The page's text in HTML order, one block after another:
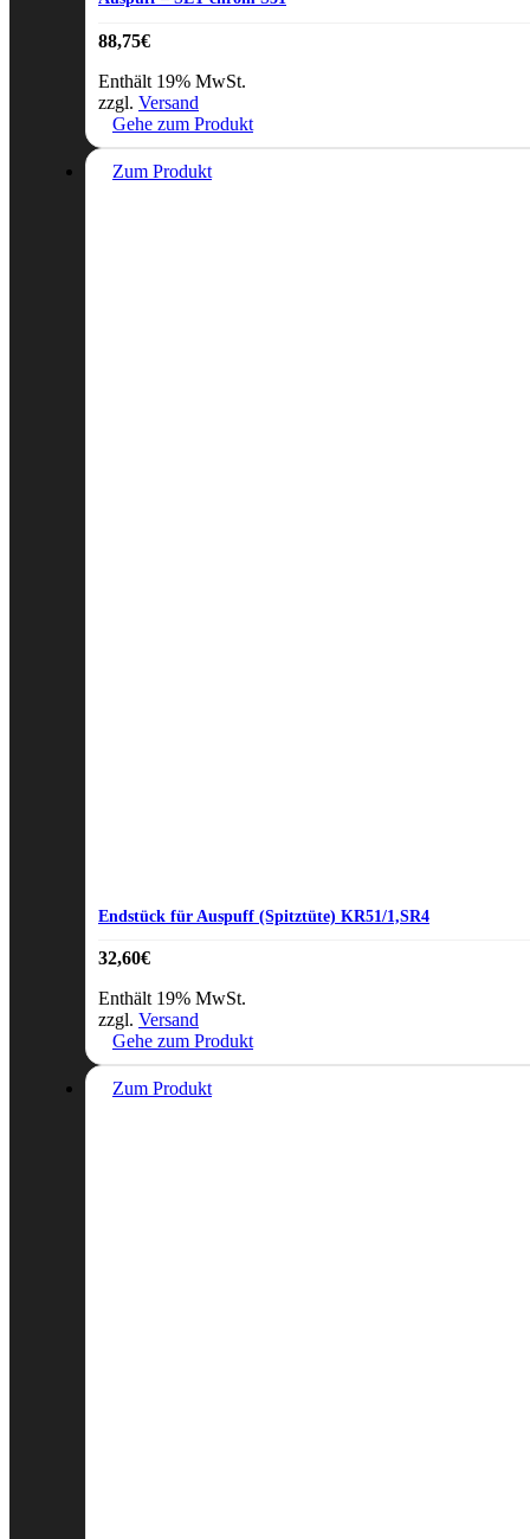
88,75€
Enthält 19% MwSt.
zzgl. Versand
Gehe zum Produkt
Zum Produkt
Endstück für Auspuff (Spitztüte) KR51/1,SR4
32,60€
Enthält 19% MwSt.
zzgl. Versand
Gehe zum Produkt
Zum Produkt